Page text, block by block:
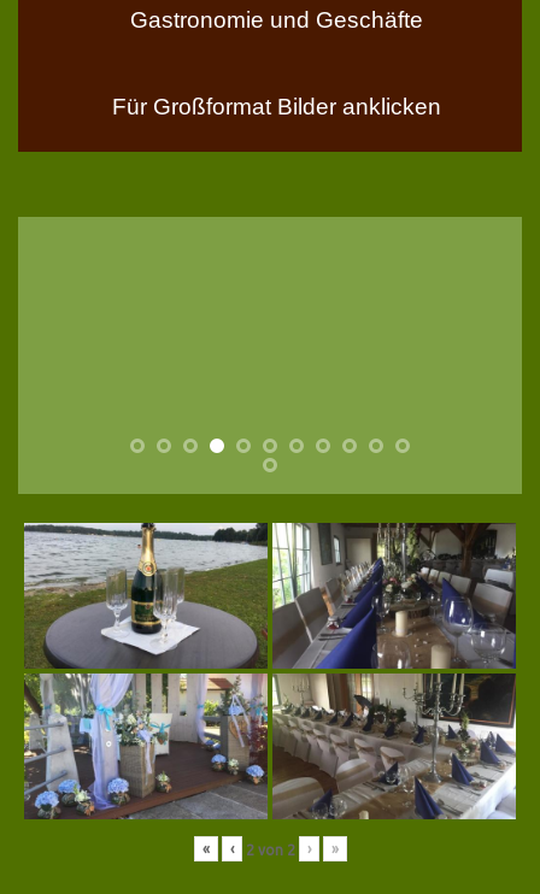
Gastronomie und Geschäfte
Für Großformat Bilder anklicken
« ‹ 2von 2 › »